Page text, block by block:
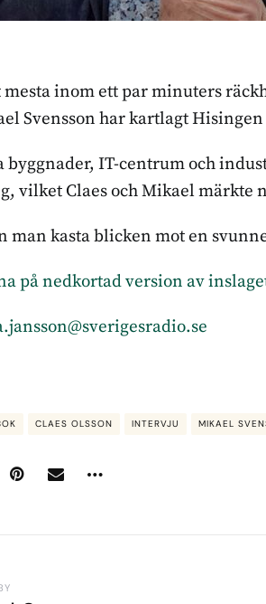
inom ett par minuters
Svensson har kartlagt
byggnader, IT-centrum och
vilket Claes och Mikael märkte
man kasta blicken mot en
på nedkortad version av
CLAES OLSSON INTERVJU MIKAEL